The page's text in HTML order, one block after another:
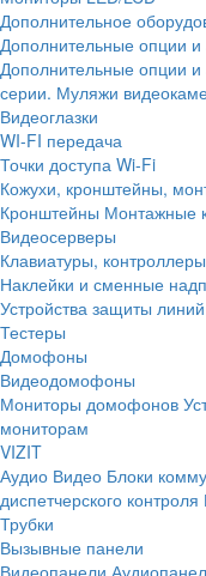
Дополнительное
Дополнительные опции и
Дополнительные опции и
серии. Муляжи
Видеоглазки
WI-FI передача
Точки доступа Wi-Fi
Кожухи, кронштейны,
Кронштейны Монтажные
Видеосерверы
Клавиатуры,
Наклейки и сменные
Устройства защиты линий
Тестеры
Домофоны
Видеодомофоны
Мониторы домофонов
мониторам
VIZIT
Аудио Видео Блоки
диспетчерского контроля
Трубки
Вызывные панели